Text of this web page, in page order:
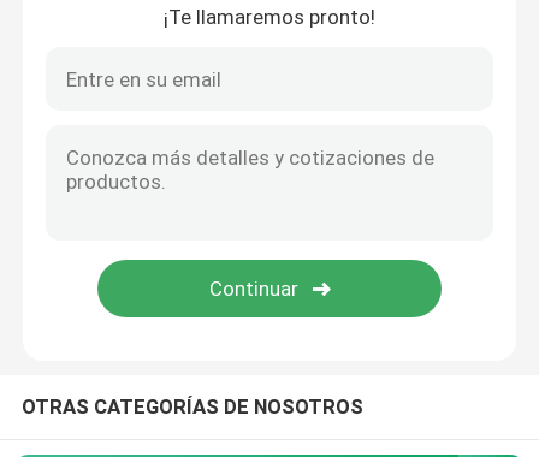
Vape de la vieja escuela
VAPORLAX Vaporado
Vapeo de ENVA
¡Te llamaremos pronto!
OTRAS CATEGORÍAS DE NOSOTROS